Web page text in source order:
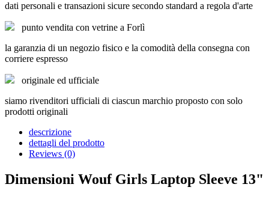
dati personali e transazioni sicure secondo standard a regola d'arte
punto vendita con vetrine a Forlì
la garanzia di un negozio fisico e la comodità della consegna con
corriere espresso
originale ed ufficiale
siamo rivenditori ufficiali di ciascun marchio proposto con solo
prodotti originali
descrizione
dettagli del prodotto
Reviews (0)
Dimensioni Wouf Girls Laptop Sleeve 13"